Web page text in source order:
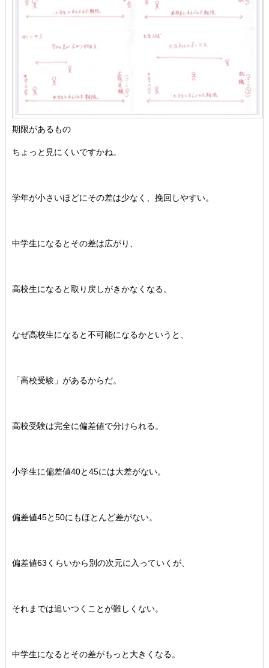
期限があるもの
ちょっと見にくいですかね。
学年が小さいほどにその差は少なく、挽回しやすい。
中学生になるとその差は広がり、
高校生になると取り戻しがきかなくなる。
なぜ高校生になると不可能になるかというと、
「高校受験」があるからだ。
高校受験は完全に偏差値で分けられる。
小学生に偏差値40と45には大差がない。
偏差値45と50にもほとんど差がない。
偏差値63くらいから別の次元に入っていくが、
それまでは追いつくことが難しくない。
中学生になるとその差がもっと大きくなる。